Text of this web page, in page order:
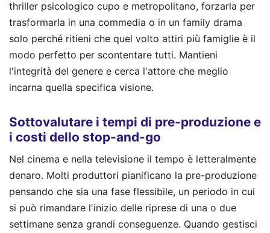
thriller psicologico cupo e metropolitano, forzarla per
trasformarla in una commedia o in un family drama
solo perché ritieni che quel volto attiri più famiglie è il
modo perfetto per scontentare tutti. Mantieni
l'integrità del genere e cerca l'attore che meglio
incarna quella specifica visione.
Sottovalutare i tempi di pre-produzione e
i costi dello stop-and-go
Nel cinema e nella televisione il tempo è letteralmente
denaro. Molti produttori pianificano la pre-produzione
pensando che sia una fase flessibile, un periodo in cui
si può rimandare l'inizio delle riprese di una o due
settimane senza grandi conseguenze. Quando gestisci